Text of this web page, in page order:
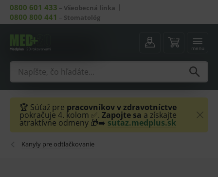
0800 601 433 – Všeobecná linka
0800 800 441 – Stomatológ
menu
🏆 Súťaž pre pracovníkov v zdravotníctve
pokračuje 4. kolom ✅. Zapojte sa a získajte
atraktívne odmeny 🎁➡️ sutaz.medplus.sk
Kanyly pre odtlačkovanie